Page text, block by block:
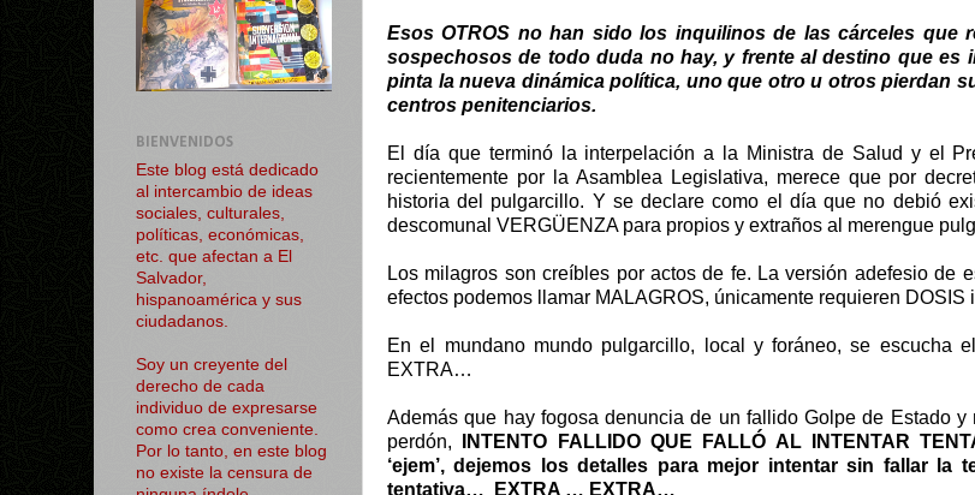
Esos OTROS no han sido los inquilinos de las cárceles que
sospechosos de todo duda no hay, y frente al destino que es
pinta la nueva dinámica política, uno que otro u otros pierdan
centros penitenciarios.
El día que terminó la interpelación a la Ministra de Salud y el
recientemente por la Asamblea Legislativa, merece que por
historia del pulgarcillo. Y se declare como el día que no debió
descomunal VERGÜENZA para propios y extraños al merengue
Los milagros son creíbles por actos de fe. La versión adefesio de
efectos podemos llamar MALAGROS, únicamente requieren
En el mundano mundo pulgarcillo, local y foráneo, se
EXTRA…
Además que hay fogosa denuncia de un fallido Golpe de Estado y
perdón,
INTENTO FALLIDO QUE FALLÓ AL INTENTAR
‘ejem’, dejemos los detalles para mejor intentar sin fallar la
tentativa…
EXTRA … EXTRA…
BIENVENIDOS
Este blog está dedicado
al intercambio de ideas
sociales, culturales,
políticas, económicas,
etc. que afectan a El
Salvador,
hispanoamérica y sus
ciudadanos.
Soy un creyente del
derecho de cada
individuo de expresarse
como crea conveniente.
Por lo tanto, en este blog
no existe la censura de